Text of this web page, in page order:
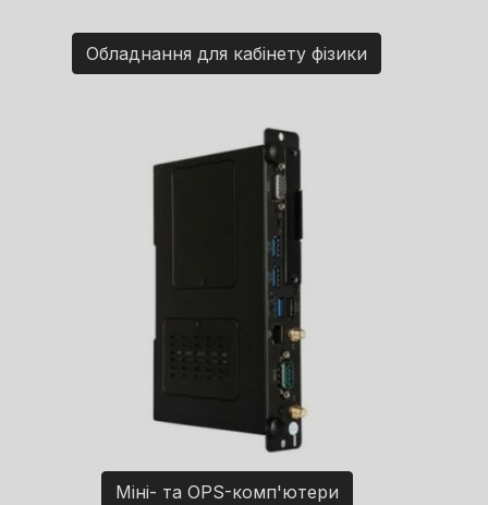
Обладнання для кабінету фізики
Міні- та OPS-комп'ютери